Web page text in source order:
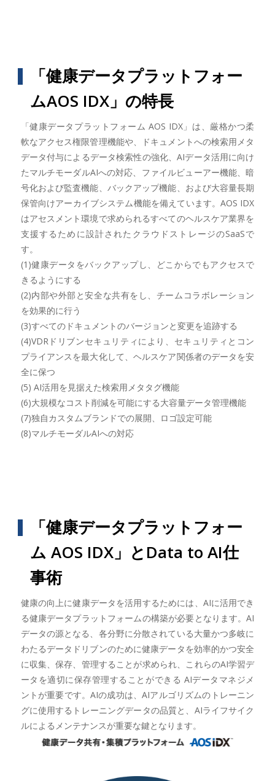
「健康データプラットフォー
ムAOS IDX」の特長
「健康データプラットフォーム AOS IDX」は、厳格かつ柔
軟なアクセス権限管理機能や、ドキュメントへの検索用メタ
データ付与によるデータ検索性の強化、AIデータ活用に向け
たマルチモーダルAIへの対応、ファイルビューアー機能、暗
号化および監査機能、バックアップ機能、および大容量長期
保管向けアーカイブシステム機能を備えています。AOS IDX
はアセスメント環境で求められるすべてのヘルスケア業界を
支援するために設計されたクラウドストレージのSaaSで
す。
(1)健康データをバックアップし、どこからでもアクセスで
きるようにする
(2)内部や外部と安全な共有をし、チームコラボレーション
を効果的に行う
(3)すべてのドキュメントのバージョンと変更を追跡する
(4)VDRドリブンセキュリティにより、セキュリティとコン
プライアンスを最大化して、ヘルスケア関係者のデータを安
全に保つ
(5) AI活用を見据えた検索用メタタグ機能
(6)大規模なコスト削減を可能にする大容量データ管理機能
(7)独自カスタムブランドでの展開、ロゴ設定可能
(8)マルチモーダルAIへの対応
「健康データプラットフォー
ム AOS IDX」とData to AI仕
事術
健康の向上に健康データを活用するためには、AIに活用でき
る健康データプラットフォームの構築が必要となります。AI
データの源となる、各分野に分散されている大量かつ多岐に
わたるデータドリブンのために健康データを効率的かつ安全
に収集、保存、管理することが求められ、これらのAI学習デ
ータを適切に保存管理することができる AIデータマネジメ
ントが重要です。AIの成功は、AIアルゴリズムのトレーニン
グに使用するトレーニングデータの品質と、AIライフサイク
ルによるメンテナンスが重要な鍵となります。